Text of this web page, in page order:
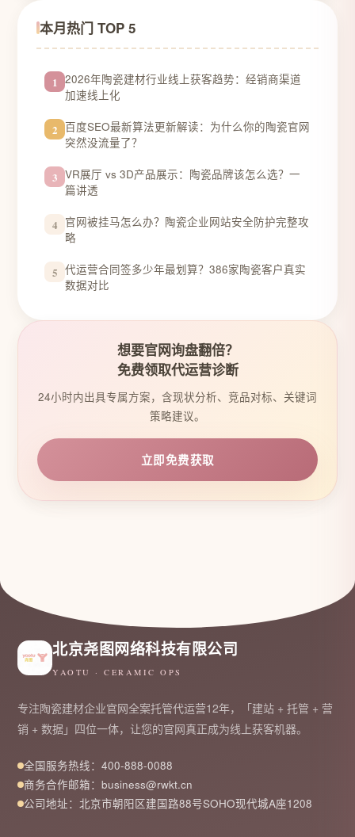
本月热门 TOP 5
1 2026年陶瓷建材行业线上获客趋势：经销商渠道
加速线上化
2 百度SEO最新算法更新解读：为什么你的陶瓷官网
突然没流量了？
3 VR展厅 vs 3D产品展示：陶瓷品牌该怎么选？一
篇讲透
4 官网被挂马怎么办？陶瓷企业网站安全防护完整攻
略
5 代运营合同签多少年最划算？386家陶瓷客户真实
数据对比
想要官网询盘翻倍？
免费领取代运营诊断
24小时内出具专属方案，含现状分析、竞品对标、关键词
策略建议。
立即免费获取
北京尧图网络科技有限公司
YAOTU · CERAMIC OPS
专注陶瓷建材企业官网全案托管代运营12年，「建站 + 托管 + 营
销 + 数据」四位一体，让您的官网真正成为线上获客机器。
全国服务热线：400-888-0088
商务合作邮箱：business@rwkt.cn
公司地址：北京市朝阳区建国路88号SOHO现代城A座1208